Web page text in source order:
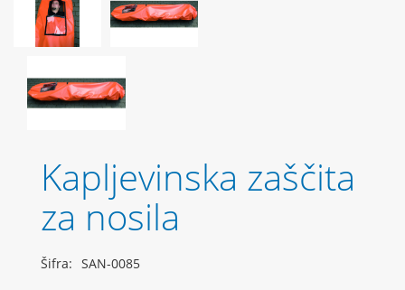
Kapljevinska zaščita
za nosila
Šifra: SAN-0085